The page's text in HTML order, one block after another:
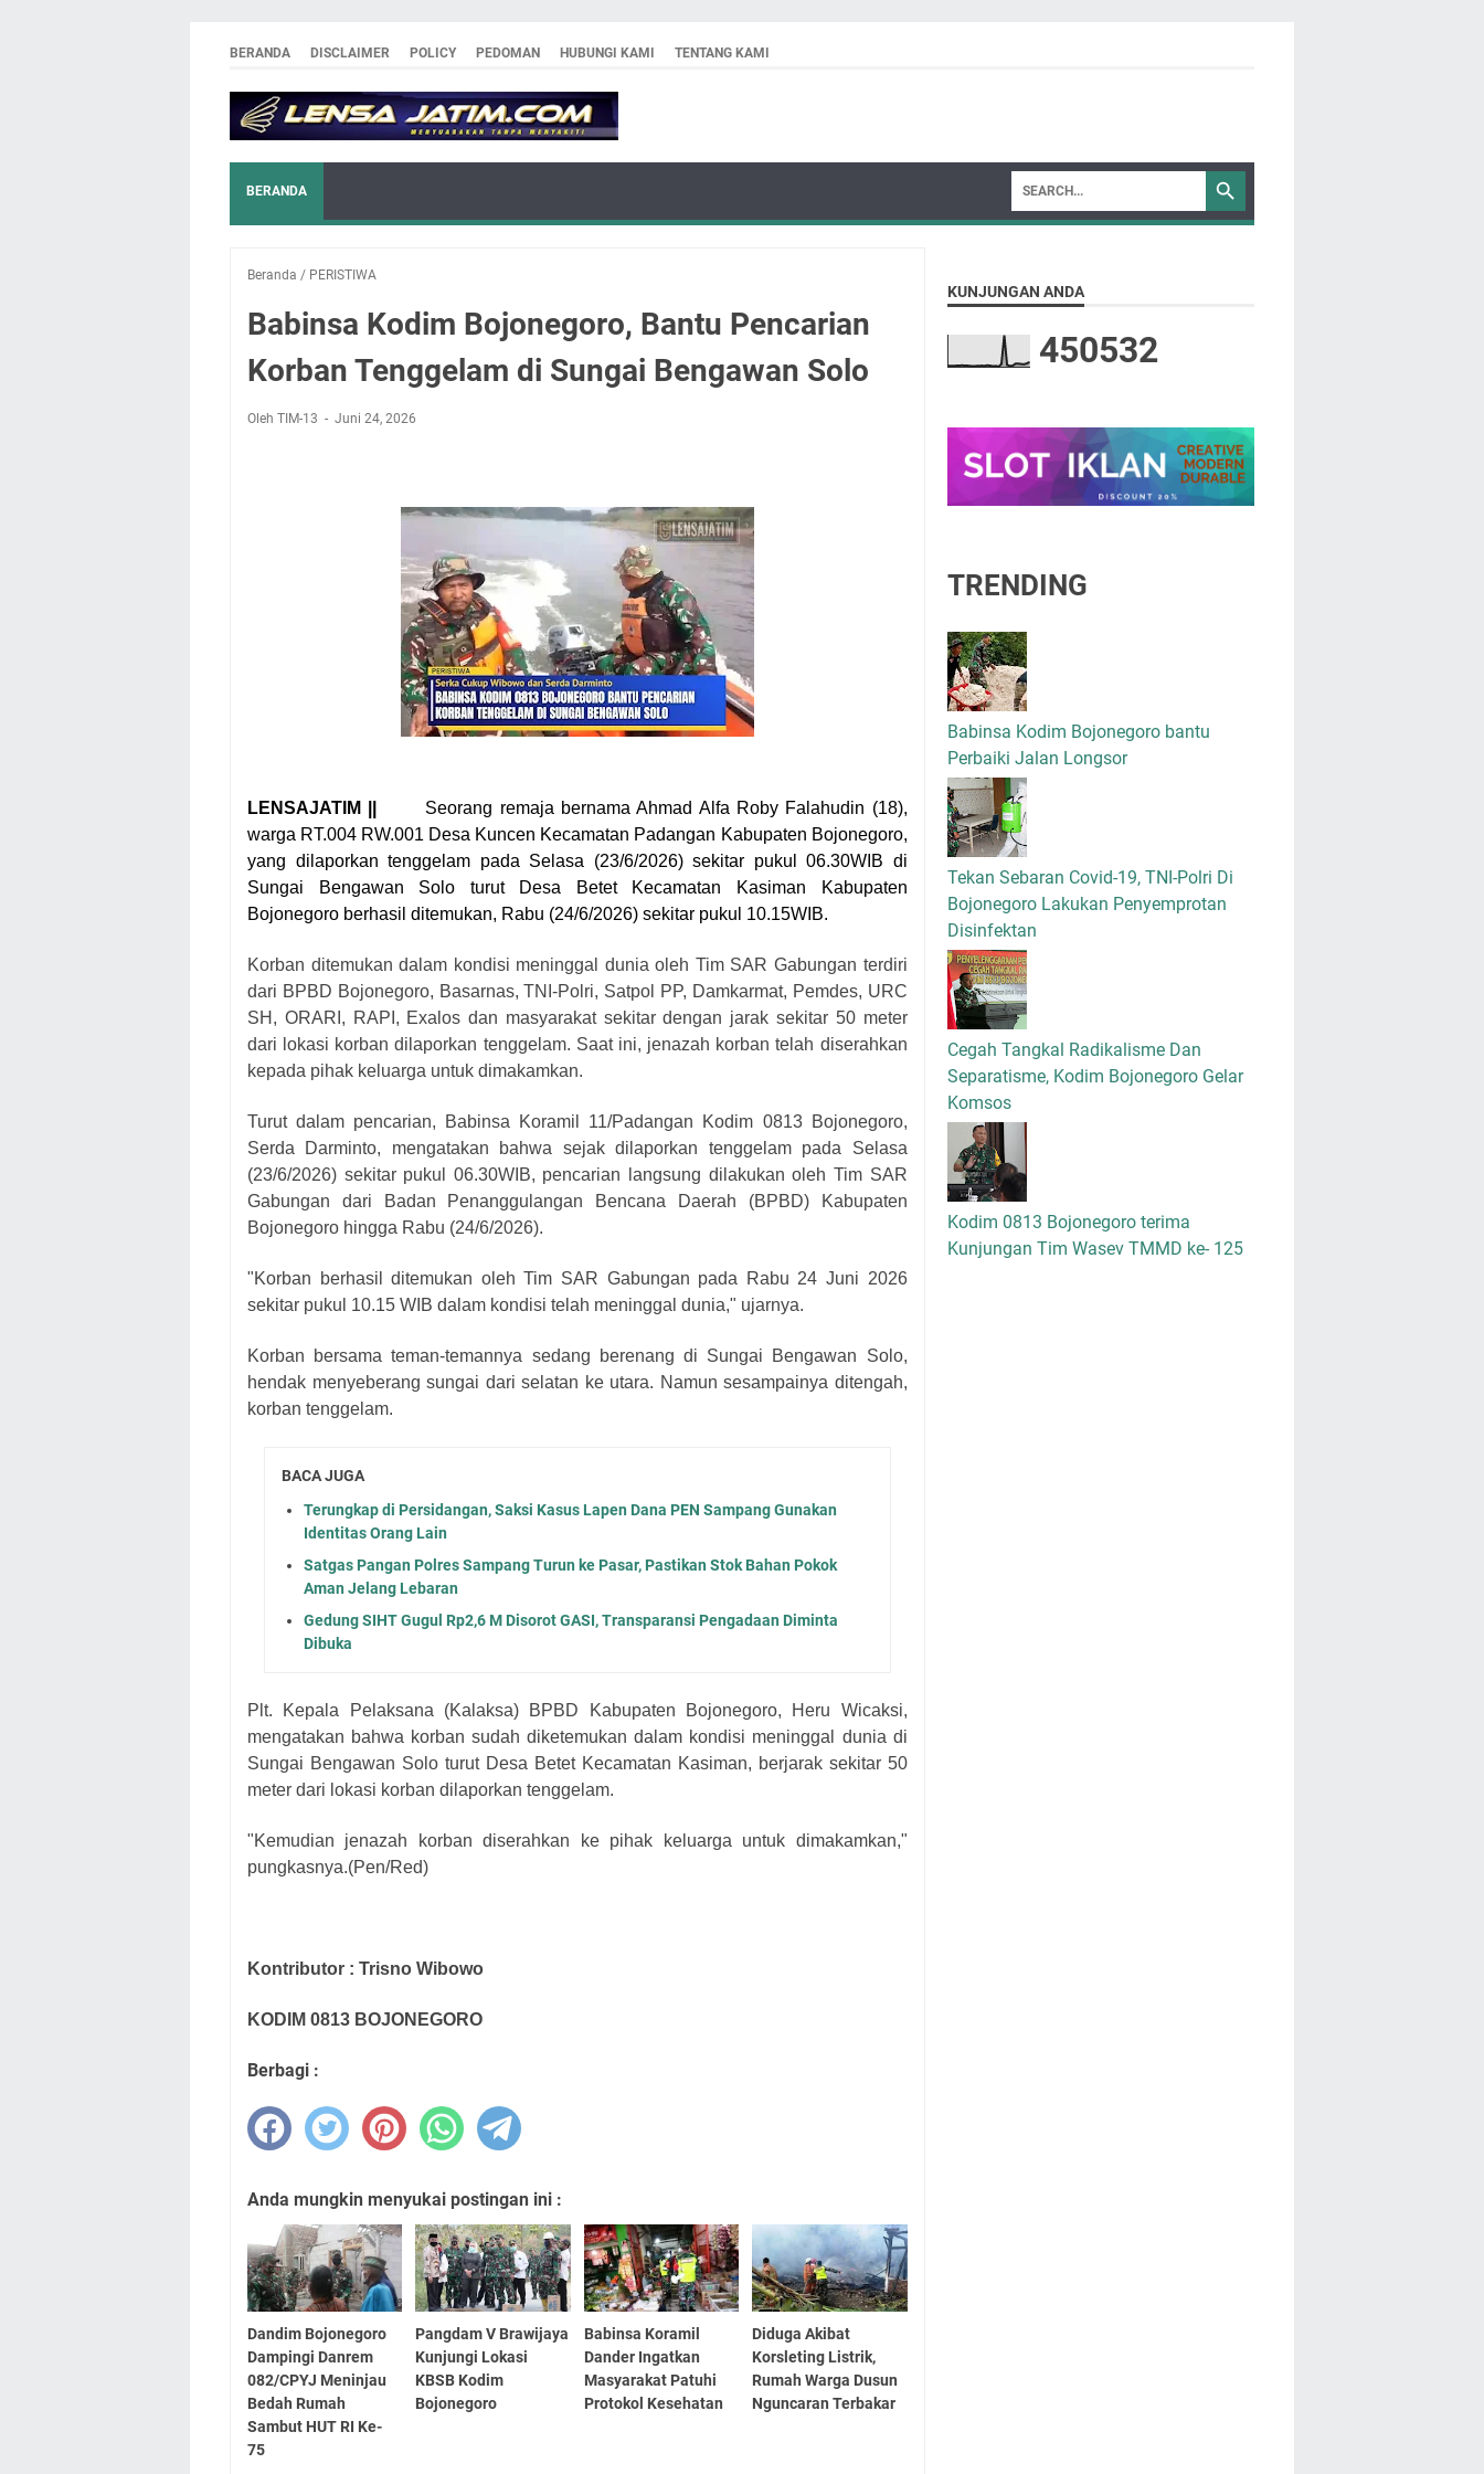
BERANDA DISCLAIMER POLICY PEDOMAN HUBUNGI KAMI TENTANG KAMI
BERANDA
Beranda / PERISTIWA
Babinsa Kodim Bojonegoro, Bantu Pencarian
Korban Tenggelam di Sungai Bengawan Solo
Oleh TIM-13 Juni 24, 2026
LENSAJATIM ||
Seorang remaja bernama Ahmad Alfa Roby Falahudin (18),
warga RT.004 RW.001 Desa Kuncen Kecamatan Padangan Kabupaten Bojonegoro,
yang dilaporkan tenggelam pada Selasa (23/6/2026) sekitar pukul 06.30WIB di
Sungai Bengawan Solo turut Desa Betet Kecamatan Kasiman Kabupaten
Bojonegoro berhasil ditemukan, Rabu (24/6/2026) sekitar pukul 10.15WIB.
Korban ditemukan dalam kondisi meninggal dunia oleh Tim SAR Gabungan terdiri
dari BPBD Bojonegoro, Basarnas, TNI-Polri, Satpol PP, Damkarmat, Pemdes, URC
SH, ORARI, RAPI, Exalos dan masyarakat sekitar dengan jarak sekitar 50 meter
dari lokasi korban dilaporkan tenggelam. Saat ini, jenazah korban telah diserahkan
kepada pihak keluarga untuk dimakamkan.
Turut dalam pencarian, Babinsa Koramil 11/Padangan Kodim 0813 Bojonegoro,
Serda Darminto, mengatakan bahwa sejak dilaporkan tenggelam pada Selasa
(23/6/2026) sekitar pukul 06.30WIB, pencarian langsung dilakukan oleh Tim SAR
Gabungan dari Badan Penanggulangan Bencana Daerah (BPBD) Kabupaten
Bojonegoro hingga Rabu (24/6/2026).
"Korban berhasil ditemukan oleh Tim SAR Gabungan pada Rabu 24 Juni 2026
sekitar pukul 10.15 WIB dalam kondisi telah meninggal dunia," ujarnya.
Korban bersama teman-temannya sedang berenang di Sungai Bengawan Solo,
hendak menyeberang sungai dari selatan ke utara. Namun sesampainya ditengah,
korban tenggelam.
BACA JUGA
Terungkap di Persidangan, Saksi Kasus Lapen Dana PEN Sampang Gunakan
Identitas Orang Lain
Satgas Pangan Polres Sampang Turun ke Pasar, Pastikan Stok Bahan Pokok
Aman Jelang Lebaran
Gedung SIHT Gugul Rp2,6 M Disorot GASI, Transparansi Pengadaan Diminta
Dibuka
Plt. Kepala Pelaksana (Kalaksa) BPBD Kabupaten Bojonegoro, Heru Wicaksi,
mengatakan bahwa korban sudah diketemukan dalam kondisi meninggal dunia di
Sungai Bengawan Solo turut Desa Betet Kecamatan Kasiman, berjarak sekitar 50
meter dari lokasi korban dilaporkan tenggelam.
"Kemudian jenazah korban diserahkan ke pihak keluarga untuk dimakamkan,"
pungkasnya.(Pen/Red)
Kontributor : Trisno Wibowo
KODIM 0813 BOJONEGORO
Berbagi :
Anda mungkin menyukai postingan ini :
Dandim Bojonegoro
Dampingi Danrem
082/CPYJ Meninjau
Bedah Rumah
Sambut HUT RI Ke-
75
Pangdam V Brawijaya
Kunjungi Lokasi
KBSB Kodim
Bojonegoro
Babinsa Koramil
Dander Ingatkan
Masyarakat Patuhi
Protokol Kesehatan
Diduga Akibat
Korsleting Listrik,
Rumah Warga Dusun
Nguncaran Terbakar
KUNJUNGAN ANDA
450532
TRENDING
Babinsa Kodim Bojonegoro bantu
Perbaiki Jalan Longsor
Tekan Sebaran Covid-19, TNI-Polri Di
Bojonegoro Lakukan Penyemprotan
Disinfektan
Cegah Tangkal Radikalisme Dan
Separatisme, Kodim Bojonegoro Gelar
Komsos
Kodim 0813 Bojonegoro terima
Kunjungan Tim Wasev TMMD ke- 125